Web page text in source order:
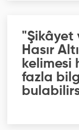
"Şikâyet
Hasır
kelimesi
fazla